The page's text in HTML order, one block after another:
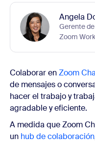
Angela
Gerente
Zoom
Colaborar enZoom
de mensajes o
hacer el trabajo y
agradable y eficiente.
A medida que Zoom
un hub de colaboración